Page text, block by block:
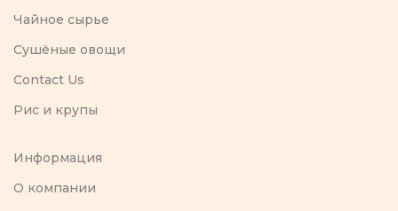
Чайное сырье
Сушёные овощи
Contact Us
Рис и крупы
Информация
O компании